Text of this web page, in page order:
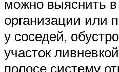
можно выяснить в
организации или
у соседей,
участок
полосе систему